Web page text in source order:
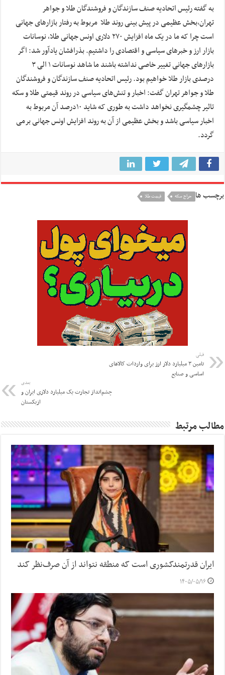
به گفته رئیس اتحادیه صنف سازندگان و فروشندگان طلا و جواهر
تهران،بخش عظیمی در پیش بینی روند طلا مربوط به رفتار بازارهای جهانی
است چرا که ما در یک ماه افزایش ۲۷۰ دلاری اونس جهانی طلا، نوسانات
بازار ارز و خبرهای سیاسی و اقتصادی را داشتیم. بذرافشان یادآور شد: اگر
بازارهای جهانی تغییر خاصی نداشته باشند ما شاهد نوسانات ۱ الی ۳
درصدی بازار طلا خواهیم بود. رئیس اتحادیه صنف سازندگان و فروشندگان
طلا و جواهر تهران گفت: اخبار و تنش‌های سیاسی در روند قیمتی طلا و سکه
تاثیر چشمگیری نخواهد داشت به طوری که شاید ۱۰درصد آن مربوط به
اخبار سیاسی باشد و بخش عظیمی از آن به روند افزایش اونس جهانی برمی
گردد.
برچسب ها حراج سکه قیمت طلا
قبلی
تامین ۳ میلیارد دلار ارز برای واردات کالاهای
اساسی و صنایع
بعدی
چشم‌انداز تجارت یک میلیارد دلاری ایران و
ازبکستان
مطالب مرتبط
ایران قدرتمندکشوری است که منطقه نتواند از آن صرف‌نظر کند
۱۴۰۵/۰۵/۱۶